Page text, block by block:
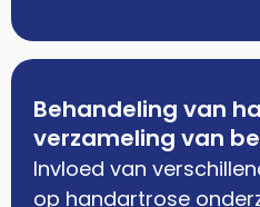
Behandeling van
verzameling van
Invloed van
op handartrose